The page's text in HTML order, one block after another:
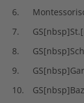
6.
7.
8.
9.
10.